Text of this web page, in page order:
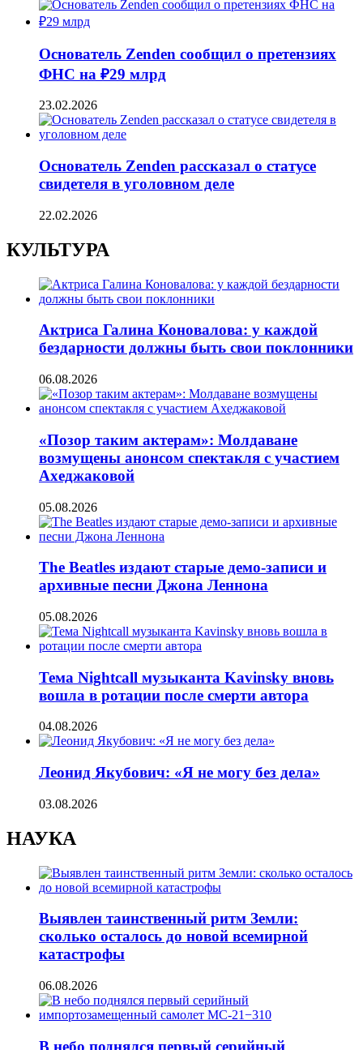
Основатель Zenden сообщил о претензиях
ФНС на ₽29 млрд
23.02.2026
Основатель Zenden рассказал о статусе
свидетеля в уголовном деле
22.02.2026
КУЛЬТУРА
Актриса Галина Коновалова: у каждой
бездарности должны быть свои поклонники
06.08.2026
«Позор таким актерам»: Молдаване
возмущены анонсом спектакля с участием
Ахеджаковой
05.08.2026
The Beatles издают старые демо-записи и
архивные песни Джона Леннона
05.08.2026
Тема Nightcall музыканта Kavinsky вновь
вошла в ротации после смерти автора
04.08.2026
Леонид Якубович: «Я не могу без дела»
03.08.2026
НАУКА
Выявлен таинственный ритм Земли:
сколько осталось до новой всемирной
катастрофы
06.08.2026
В небо поднялся первый серийный